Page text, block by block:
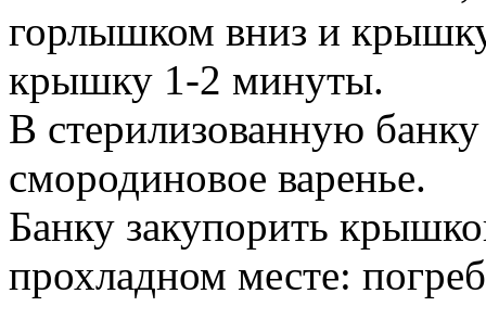
горлышком вниз и
крышку 1-2 минуты.
В стерилизованную
смородиновое варенье.
Банку закупорить
прохладном месте: